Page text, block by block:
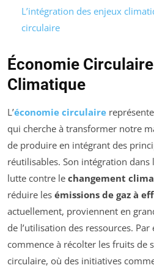
L’intégration des enjeux
circulaire
Économie
Climatique
L’économie circulaire
qui cherche à transformer notre
de produire en intégrant des
réutilisables. Son intégration dans
lutte contre le changement
réduire les émissions de gaz à
actuellement, proviennent en
de l’utilisation des ressources.
commence à récolter les fruits de
circulaire, où des initiatives